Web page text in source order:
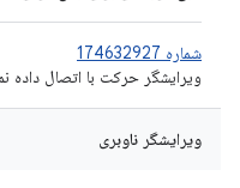
شماره 174632927
ویرایشگر حرکت با اتصال داده
ویرایشگر ناوبری